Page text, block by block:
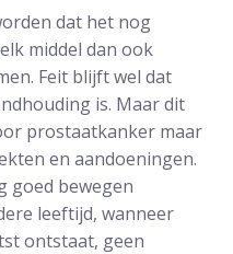
dat het nog
middel dan ook
Feit blijft wel dat
is. Maar dit
prostaatkanker maar
en aandoeningen.
goed bewegen
leeftijd, wanneer
ontstaat, geen